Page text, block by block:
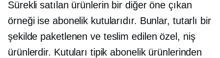
Sürekli satılan ürünlerin bir diğer öne çıkan
örneği ise abonelik kutularıdır. Bunlar, tutarlı bir
şekilde paketlenen ve teslim edilen özel, niş
ürünlerdir. Kutuları tipik abonelik ürünlerinden